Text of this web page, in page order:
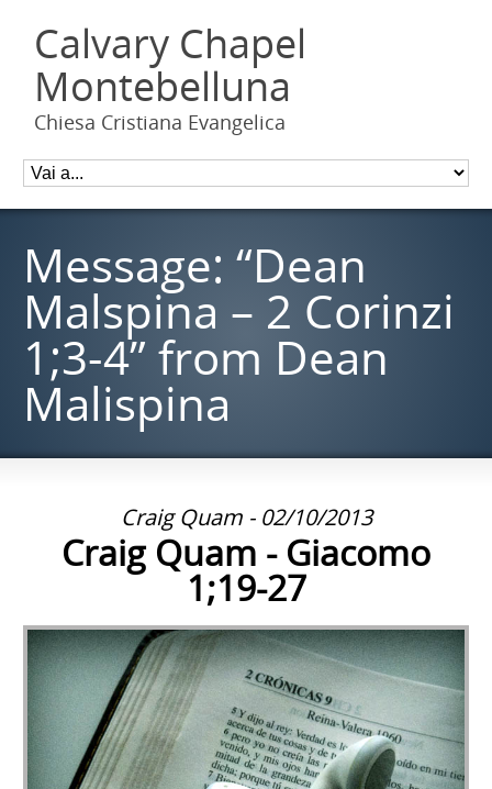
Calvary Chapel
Montebelluna
Chiesa Cristiana Evangelica
Message: “Dean
Malspina – 2 Corinzi
1;3-4” from Dean
Malispina
Craig Quam - 02/10/2013
Craig Quam - Giacomo
1;19-27